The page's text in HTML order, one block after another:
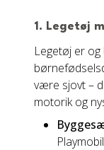
1. Legetøj
Legetøj er og
være sjovt –
motorik og